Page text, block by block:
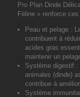
Pro Plan Dinde
Féline » renforce
Peau et pelage :
contribuent à
acides gras
maintenir un
Système digestif :
animales (dinde)
contribue à
Système